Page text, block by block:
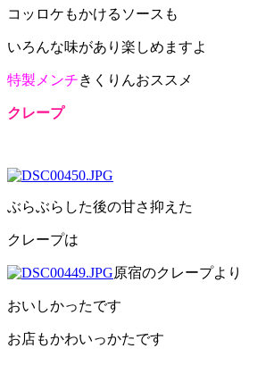
コッロケもかけるソースも
いろんな味があり楽しめますよ
特製メンチきくりんおススメ
クレープ
ぶらぶらした後の甘さ抑えた
クレープは
原宿のクレープより
おいしかったです
お店もかわいっかたです